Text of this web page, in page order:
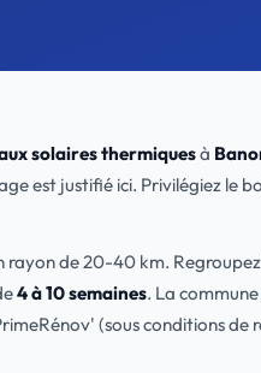
solaires thermiquesà
est justifié ici. Privilégiez le
rayon de 20-40 km.
4 à 10 semaines. La
(sous conditions de